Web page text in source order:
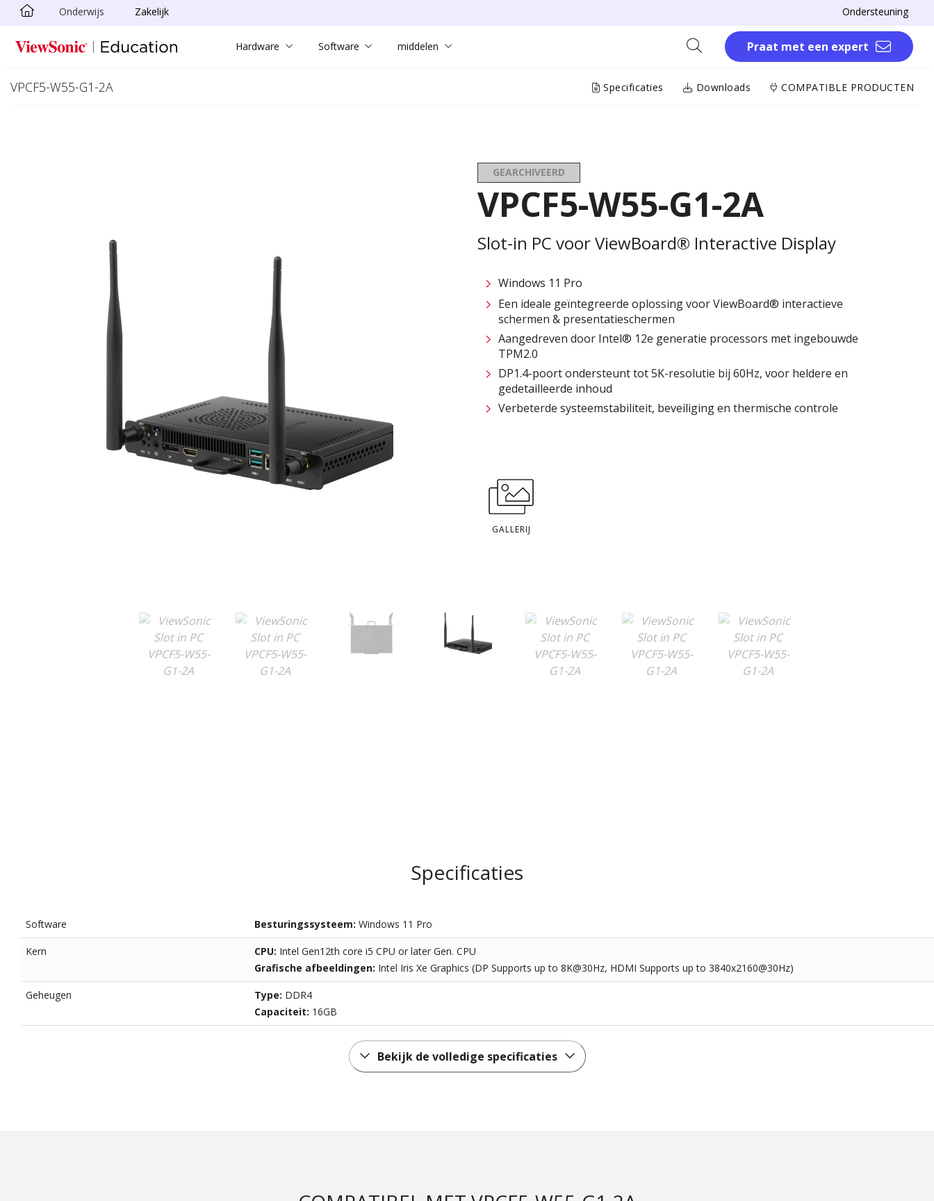
Ga naar hoofdinhoud
Onderwijs Zakelijk Ondersteuning
Hardware Software middelen Praat met een expert
VPCF5-W55-G1-2A Specificaties Downloads COMPATIBLE PRODUCTEN
GEARCHIVEERD
VPCF5-W55-G1-2A
Slot-in PC voor ViewBoard® Interactive Display
Windows 11 Pro
Een ideale geïntegreerde oplossing voor ViewBoard® interactieve
schermen & presentatieschermen
Aangedreven door Intel® 12e generatie processors met ingebouwde
TPM2.0
DP1.4-poort ondersteunt tot 5K-resolutie bij 60Hz, voor heldere en
gedetailleerde inhoud
Verbeterde systeemstabiliteit, beveiliging en thermische controle
GALLERIJ
Specificaties
Software Besturingssysteem: Windows 11 Pro
Kern CPU: Intel Gen12th core i5 CPU or later Gen. CPU
Grafische afbeeldingen: Intel Iris Xe Graphics (DP Supports up to 8K@30Hz, HDMI Supports up to 3840x2160@30Hz)
Geheugen Type: DDR4
Capaciteit: 16GB
Bekijk de volledige specificaties